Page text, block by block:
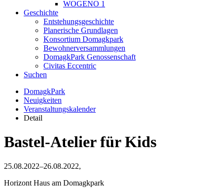
WOGENO 1
Geschichte
Entstehungsgeschichte
Planerische Grundlagen
Konsortium Domagkpark
Bewohnerversammlungen
DomagkPark Genossenschaft
Civitas Eccentric
Suchen
DomagkPark
Neuigkeiten
Veranstaltungskalender
Detail
Bastel-Atelier für Kids
25.08.2022–26.08.2022,
Horizont Haus am Domagkpark